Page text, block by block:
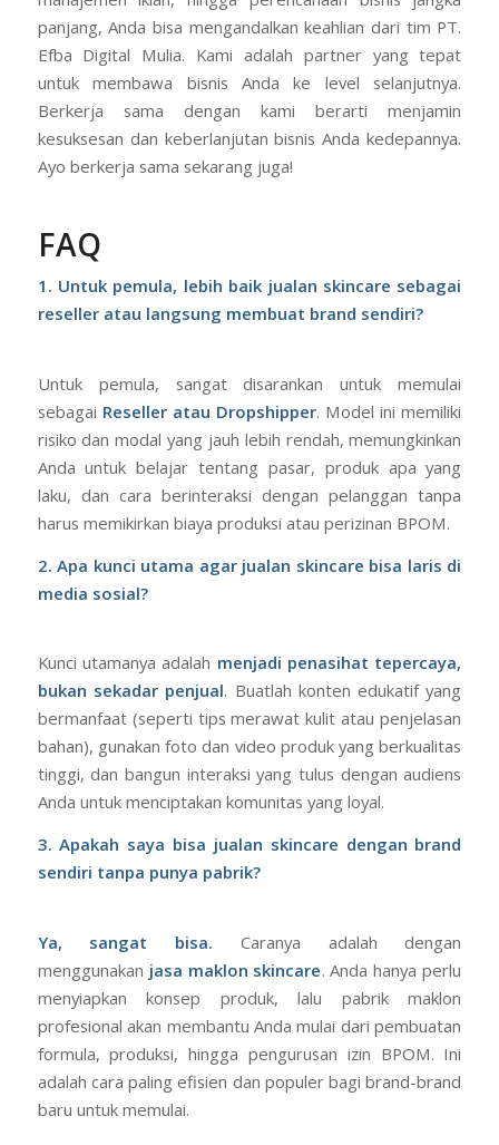
panjang, Anda bisa mengandalkan keahlian dari tim PT.
Efba Digital Mulia. Kami adalah partner yang tepat
untuk membawa bisnis Anda ke level selanjutnya.
Berkerja sama dengan kami berarti menjamin
kesuksesan dan keberlanjutan bisnis Anda kedepannya.
Ayo berkerja sama sekarang juga!
FAQ
1. Untuk pemula, lebih baik jualan skincare sebagai
reseller atau langsung membuat brand sendiri?
Untuk pemula, sangat disarankan untuk memulai
sebagai Reseller atau Dropshipper. Model ini memiliki
risiko dan modal yang jauh lebih rendah, memungkinkan
Anda untuk belajar tentang pasar, produk apa yang
laku, dan cara berinteraksi dengan pelanggan tanpa
harus memikirkan biaya produksi atau perizinan BPOM.
2. Apa kunci utama agar jualan skincare bisa laris di
media sosial?
Kunci utamanya adalah menjadi penasihat tepercaya,
bukan sekadar penjual. Buatlah konten edukatif yang
bermanfaat (seperti tips merawat kulit atau penjelasan
bahan), gunakan foto dan video produk yang berkualitas
tinggi, dan bangun interaksi yang tulus dengan audiens
Anda untuk menciptakan komunitas yang loyal.
3. Apakah saya bisa jualan skincare dengan brand
sendiri tanpa punya pabrik?
Ya, sangat bisa. Caranya adalah dengan
menggunakan jasa maklon skincare. Anda hanya perlu
menyiapkan konsep produk, lalu pabrik maklon
profesional akan membantu Anda mulai dari pembuatan
formula, produksi, hingga pengurusan izin BPOM. Ini
adalah cara paling efisien dan populer bagi brand-brand
baru untuk memulai.